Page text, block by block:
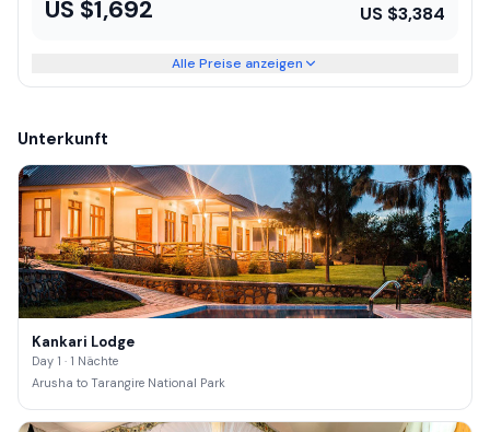
US $1,692 US $3,384
Alle Preise anzeigen
Unterkunft
Kankari Lodge
Day 1 · 1 Nächte
Arusha to Tarangire National Park